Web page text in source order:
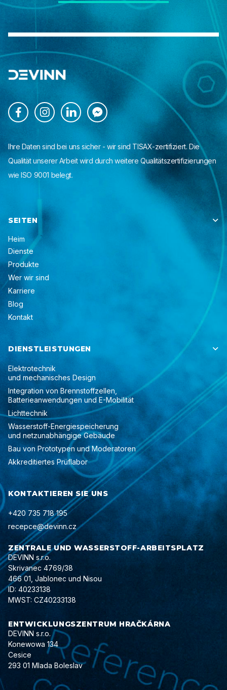
   
Ihre Daten sind bei uns sicher - wir sind TISAX-zertifiziert. Die
Qualität unserer Arbeit wird durch weitere Qualitätszertifizierungen
wie ISO 9001 belegt.
SEITEN 
Heim
Dienste
Produkte
Wer wir sind
Karriere
Blog
Kontakt
DIENSTLEISTUNGEN 
Elektrotechnik
und mechanisches Design
Integration von Brennstoffzellen,
Batterieanwendungen und E-Mobilität
Lichttechnik
Wasserstoff-Energiespeicherung
und netzunabhängige Gebäude
Bau von Prototypen und Moderatoren
Akkreditiertes Prüflabor
KONTAKTIEREN SIE UNS
+420 735 718 195
recepce@devinn.cz
ZENTRALE UND WASSERSTOFF-ARBEITSPLATZ
DEVINN s.r.o.
Skrivanec 4769/38
466 01, Jablonec und Nisou
ID: 40233138
MWST: CZ40233138
ENTWICKLUNGSZENTRUM HRAČKÁRNA
DEVINN s.r.o.
Konewowa 134
Cesice
293 01 Mlada Boleslav